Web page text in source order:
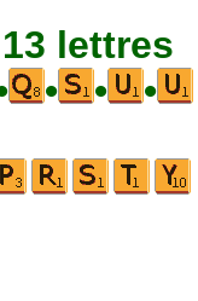
lettres
• • •